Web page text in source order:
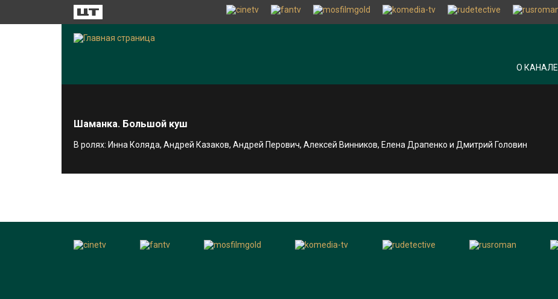
О КАНАЛЕ
Шаманка. Большой куш
В ролях: Инна Коляда, Андрей Казаков, Андрей Перович, Алексей Винников, Елена Драпенко и Дмитрий Головин